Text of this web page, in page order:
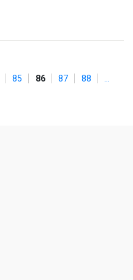
85 86 87 88